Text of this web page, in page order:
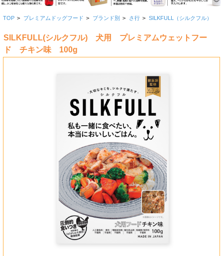
TOP > プレミアムドッグフード > ブランド別 > さ行 > SILKFULL（シルクフル）
SILKFULL(シルクフル) 犬用 プレミアムウェットフー
ド チキン味 100g